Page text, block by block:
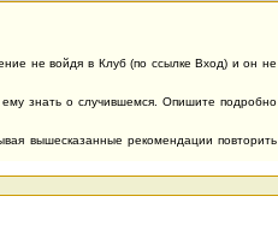
не войдя в Клуб (по ссылке Вход) и он не
знать о случившемся. Опишите подробно
вышесказанные рекомендации повторить